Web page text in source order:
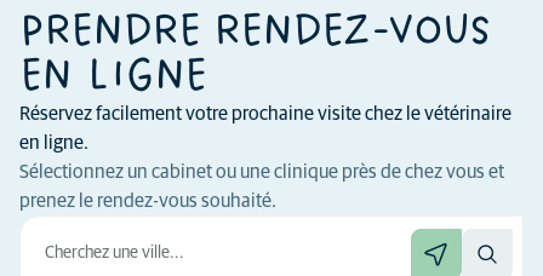
PRENDRE RENDEZ-VOUS
EN LIGNE
Réservez facilement votre prochaine visite chez le vétérinaire
en ligne.
Sélectionnez un cabinet ou une clinique près de chez vous et
prenez le rendez-vous souhaité.